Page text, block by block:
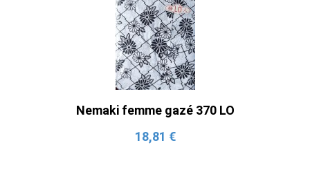
Nemaki femme gazé 370 LO
18,81 €